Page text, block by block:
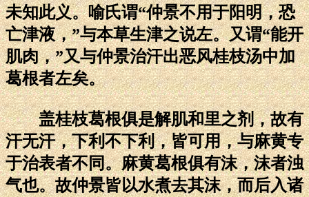
未知此义。喻氏谓“仲景不用于阳明，恐
亡津液，”与本草生津之说左。又谓“能开
肌肉，”又与仲景治汗出恶风桂枝汤中加
葛根者左矣。
盖桂枝葛根俱是解肌和里之剂，故有
汗无汗，下利不下利，皆可用，与麻黄专
于治表者不同。麻黄葛根俱有沫，沫者浊
气也。故仲景皆以水煮去其沫，而后入诸